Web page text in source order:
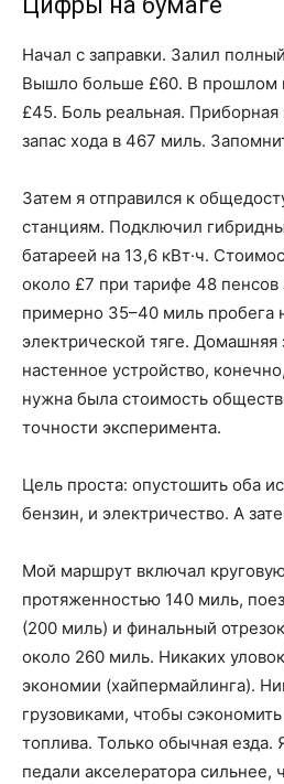
Начал с заправки. Залил
Вышло больше £60. В прошлом
£45. Боль реальная. Приборная
запас хода в 467 миль.
Затем я отправился к
станциям. Подключил
батареей на 13,6 кВт·ч.
около £7 при тарифе 48 пенсов
примерно 35–40 миль пробега
электрической тяге. Домашняя
настенное устройство,
нужна была стоимость
точности эксперимента.
Цель проста: опустошить оба
бензин, и электричество. А
Мой маршрут включал
протяженностью 140 миль,
(200 миль) и финальный
около 260 миль. Никаких
экономии (хайпермайлинга).
грузовиками, чтобы
топлива. Только обычная
педали акселератора сильнее,